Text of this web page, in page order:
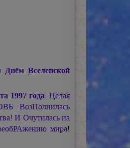
Вселенской
1997 года. Целая
ВозПолнилась
И Очутилась на
мира!